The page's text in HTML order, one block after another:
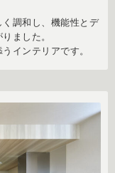
調和し、機能性とデ
ました。
インテリアです。